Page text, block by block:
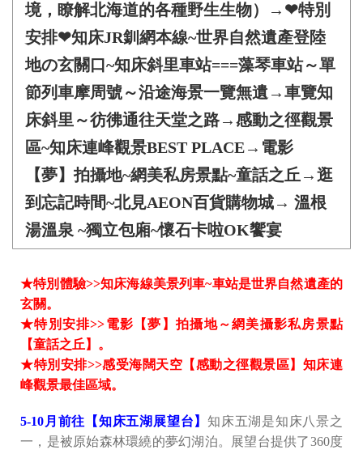
境，瞭解北海道的各種野生生物）→❤特別
安排❤知床JR釧網本線~世界自然遺產登陸
地の玄關口~知床斜里車站===藻琴車站～單
節列車摩周號～沿途海景一覽無遺→車覽知
床斜里～彷彿通往天堂之路→感動之徑觀景
區~知床連峰觀景BEST PLACE→電影
【夢】拍攝地~網美私房景點~童話之丘→逛
到忘記時間~北見AEON百貨購物城→ 溫根
湯溫泉 ~獨立包廂~懷石卡啦OK饗宴
★特別體驗>>知床海線美景列車~車站是世界自然遺產的
玄關。
★特別安排>>電影【夢】拍攝地～網美攝影私房景點
【童話之丘】。
★特別安排>>感受海闊天空【感動之徑觀景區】知床連
峰觀景最佳區域。
5-10月前往【知床五湖展望台】 知床五湖是知床八景之
一，是被原始森林環繞的夢幻湖泊。展望台提供了360度